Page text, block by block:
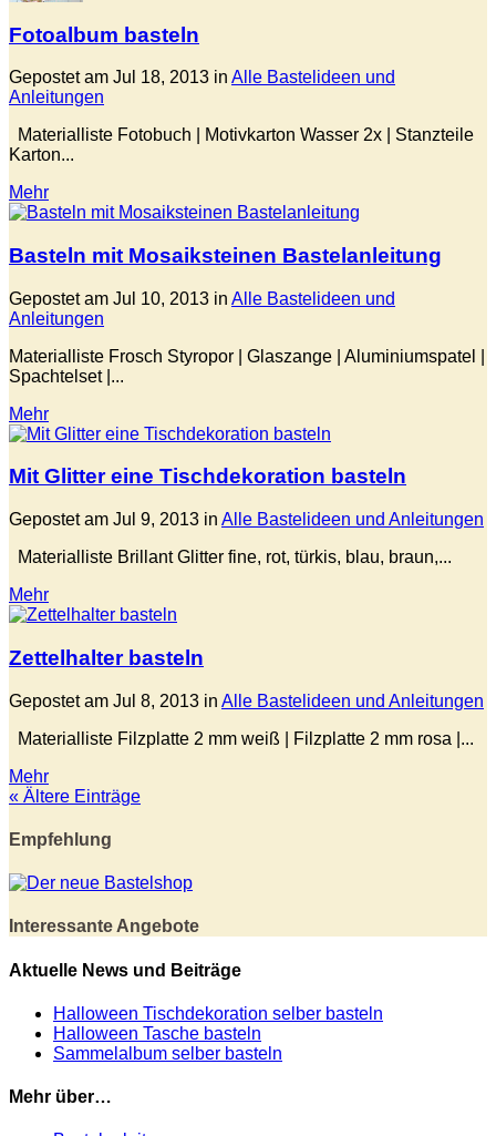
Fotoalbum basteln
Gepostet am Jul 18, 2013 in Alle Bastelideen und
Anleitungen
Materialliste Fotobuch | Motivkarton Wasser 2x | Stanzteile
Karton...
Mehr
Basteln mit Mosaiksteinen Bastelanleitung
Gepostet am Jul 10, 2013 in Alle Bastelideen und
Anleitungen
Materialliste Frosch Styropor | Glaszange | Aluminiumspatel |
Spachtelset |...
Mehr
Mit Glitter eine Tischdekoration basteln
Gepostet am Jul 9, 2013 in Alle Bastelideen und Anleitungen
Materialliste Brillant Glitter fine, rot, türkis, blau, braun,...
Mehr
Zettelhalter basteln
Gepostet am Jul 8, 2013 in Alle Bastelideen und Anleitungen
Materialliste Filzplatte 2 mm weiß | Filzplatte 2 mm rosa |...
Mehr
« Ältere Einträge
Empfehlung
Interessante Angebote
Aktuelle News und Beiträge
Halloween Tischdekoration selber basteln
Halloween Tasche basteln
Sammelalbum selber basteln
Mehr über…